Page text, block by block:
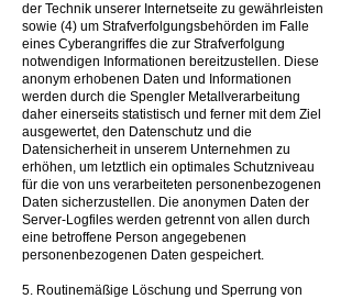
der Technik unserer Internetseite zu gewährleisten
sowie (4) um Strafverfolgungsbehörden im Falle
eines Cyberangriffes die zur Strafverfolgung
notwendigen Informationen bereitzustellen. Diese
anonym erhobenen Daten und Informationen
werden durch die Spengler Metallverarbeitung
daher einerseits statistisch und ferner mit dem Ziel
ausgewertet, den Datenschutz und die
Datensicherheit in unserem Unternehmen zu
erhöhen, um letztlich ein optimales Schutzniveau
für die von uns verarbeiteten personenbezogenen
Daten sicherzustellen. Die anonymen Daten der
Server-Logfiles werden getrennt von allen durch
eine betroffene Person angegebenen
personenbezogenen Daten gespeichert.
5. Routinemäßige Löschung und Sperrung von